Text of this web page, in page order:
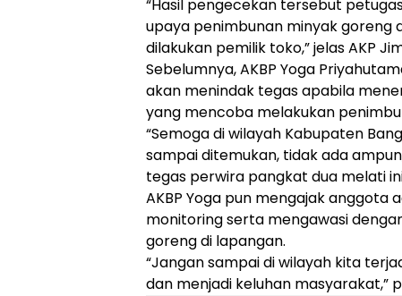
“Hasil pengecekan tersebut
upaya penimbunan minyak goreng
dilakukan pemilik toko,” jelas AKP
Sebelumnya, AKBP Yoga
akan menindak tegas apabila
yang mencoba melakukan
“Semoga di wilayah Kabupaten
sampai ditemukan, tidak ada
tegas perwira pangkat dua melati
AKBP Yoga pun mengajak anggota
monitoring serta mengawasi
goreng di lapangan.
“Jangan sampai di wilayah kita
dan menjadi keluhan masyarakat,”